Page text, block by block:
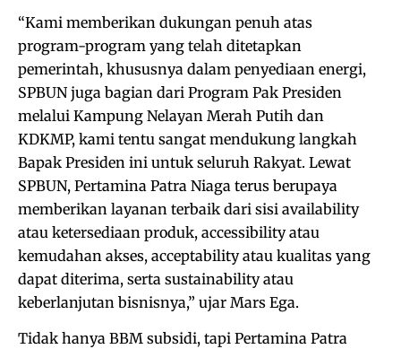
“Kami memberikan dukungan penuh atas
program-program yang telah ditetapkan
pemerintah, khususnya dalam penyediaan energi,
SPBUN juga bagian dari Program Pak Presiden
melalui Kampung Nelayan Merah Putih dan
KDKMP, kami tentu sangat mendukung langkah
Bapak Presiden ini untuk seluruh Rakyat. Lewat
SPBUN, Pertamina Patra Niaga terus berupaya
memberikan layanan terbaik dari sisi availability
atau ketersediaan produk, accessibility atau
kemudahan akses, acceptability atau kualitas yang
dapat diterima, serta sustainability atau
keberlanjutan bisnisnya,” ujar Mars Ega.
Tidak hanya BBM subsidi, tapi Pertamina Patra